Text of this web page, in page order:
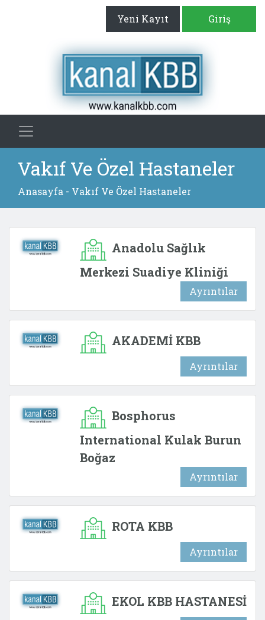
Yeni Kayıt Giriş
Vakıf Ve Özel Hastaneler
Anasayfa - Vakıf Ve Özel Hastaneler
Anadolu Sağlık
Merkezi Suadiye Kliniği
Ayrıntılar
AKADEMİ KBB
Ayrıntılar
Bosphorus
International Kulak Burun
Boğaz
Ayrıntılar
ROTA KBB
Ayrıntılar
EKOL KBB HASTANESİ